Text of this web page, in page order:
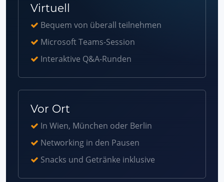
Virtuell
Bequem von überall teilnehmen
Microsoft Teams-Session
Interaktive Q&A-Runden
Vor Ort
In Wien, München oder Berlin
Networking in den Pausen
Snacks und Getränke inklusive